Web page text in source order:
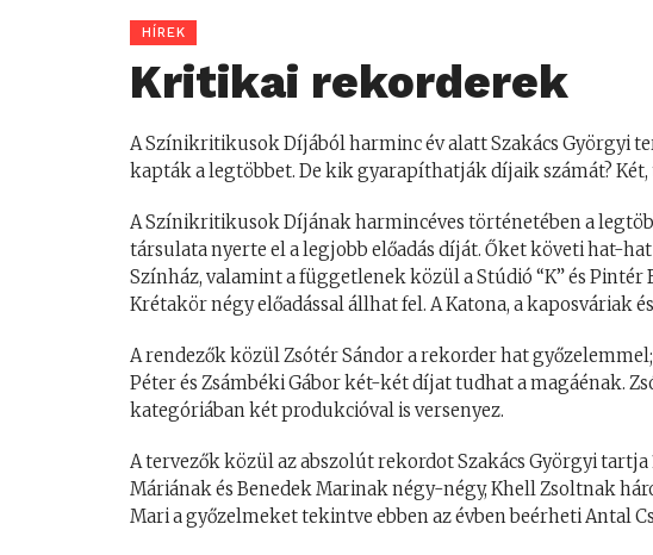
HÍREK
Kritikai rekorderek
A Színikritikusok Díjából harminc év alatt Szakács Györgyi
kapták a legtöbbet. De kik gyarapíthatják díjaik számát? Két,
A Színikritikusok Díjának harmincéves történetében a
társulata nyerte el a legjobb előadás díját. Őket követi hat-
Színház, valamint a függetlenek közül a Stúdió “K” és
Krétakör négy előadással állhat fel. A Katona, a kaposváriak
A rendezők közül Zsótér Sándor a rekorder hat
Péter és Zsámbéki Gábor két-két díjat tudhat a magáénak.
kategóriában két produkcióval is versenyez.
A tervezők közül az abszolút rekordot Szakács Györgyi
Máriának és Benedek Marinak négy-négy, Khell Zsoltnak
Mari a győzelmeket tekintve ebben az évben beérheti Antal